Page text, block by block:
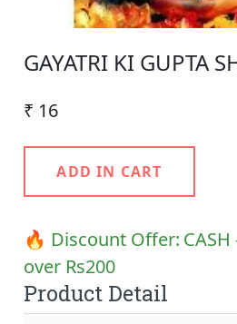
GAYATRI KI GUPTA
₹ 16
ADD IN CART
🔥 Discount Offer:
over Rs200
Product Detail